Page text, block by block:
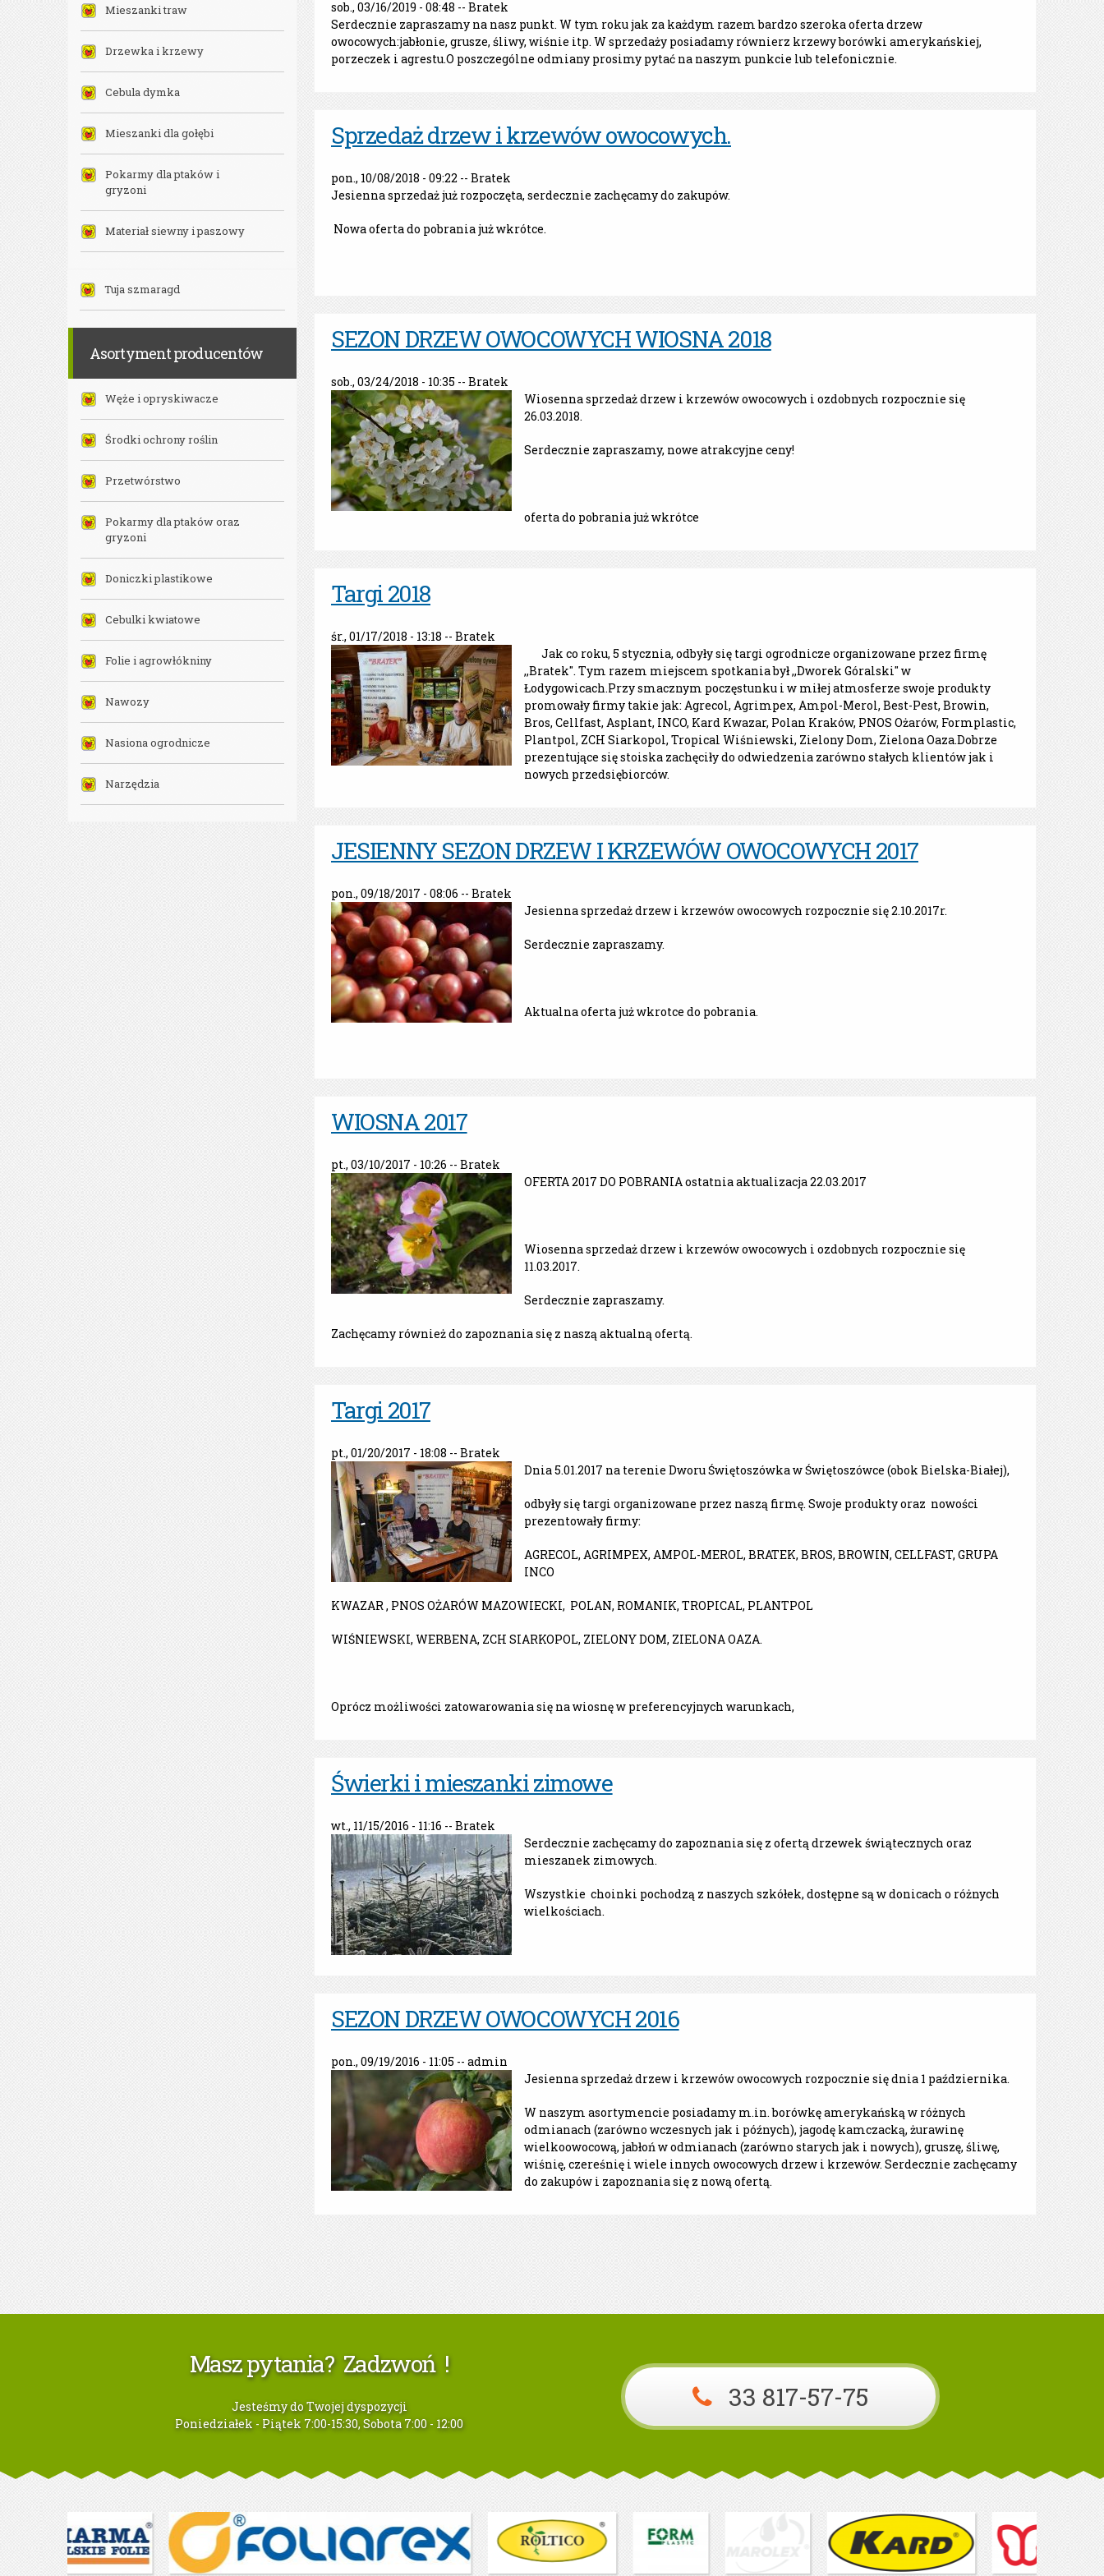
Mieszanki traw
Drzewka i krzewy
Cebula dymka
Mieszanki dla gołębi
Pokarmy dla ptaków i
gryzoni
Materiał siewny i paszowy
Tuja szmaragd
Asortyment producentów
Węże i opryskiwacze
Środki ochrony roślin
Przetwórstwo
Pokarmy dla ptaków oraz
gryzoni
Doniczki plastikowe
Cebulki kwiatowe
Folie i agrowłókniny
Nawozy
Nasiona ogrodnicze
Narzędzia
sob., 03/16/2019 - 08:48 -- Bratek
Serdecznie zapraszamy na nasz punkt. W tym roku jak za każdym razem bardzo szeroka oferta drzew
owocowych:jabłonie, grusze, śliwy, wiśnie itp. W sprzedaży posiadamy równierz krzewy borówki amerykańskiej,
porzeczek i agrestu.O poszczególne odmiany prosimy pytać na naszym punkcie lub telefonicznie.
Sprzedaż drzew i krzewów owocowych.
pon., 10/08/2018 - 09:22 -- Bratek
Jesienna sprzedaż już rozpoczęta, serdecznie zachęcamy do zakupów.
Nowa oferta do pobrania już wkrótce.
SEZON DRZEW OWOCOWYCH WIOSNA 2018
sob., 03/24/2018 - 10:35 -- Bratek
Wiosenna sprzedaż drzew i krzewów owocowych i ozdobnych rozpocznie się
26.03.2018.
Serdecznie zapraszamy, nowe atrakcyjne ceny!
oferta do pobrania już wkrótce
Targi 2018
śr., 01/17/2018 - 13:18 -- Bratek
Jak co roku, 5 stycznia, odbyły się targi ogrodnicze organizowane przez firmę
,,Bratek". Tym razem miejscem spotkania był ,,Dworek Góralski" w
Łodygowicach.Przy smacznym poczęstunku i w miłej atmosferze swoje produkty
promowały firmy takie jak: Agrecol, Agrimpex, Ampol-Merol, Best-Pest, Browin,
Bros, Cellfast, Asplant, INCO, Kard Kwazar, Polan Kraków, PNOS Ożarów, Formplastic,
Plantpol, ZCH Siarkopol, Tropical Wiśniewski, Zielony Dom, Zielona Oaza.Dobrze
prezentujące się stoiska zachęciły do odwiedzenia zarówno stałych klientów jak i
nowych przedsiębiorców.
JESIENNY SEZON DRZEW I KRZEWÓW OWOCOWYCH 2017
pon., 09/18/2017 - 08:06 -- Bratek
Jesienna sprzedaż drzew i krzewów owocowych rozpocznie się 2.10.2017r.
Serdecznie zapraszamy.
Aktualna oferta już wkrotce do pobrania.
WIOSNA 2017
pt., 03/10/2017 - 10:26 -- Bratek
OFERTA 2017 DO POBRANIA ostatnia aktualizacja 22.03.2017
Wiosenna sprzedaż drzew i krzewów owocowych i ozdobnych rozpocznie się
11.03.2017.
Serdecznie zapraszamy.
Zachęcamy również do zapoznania się z naszą aktualną ofertą.
Targi 2017
pt., 01/20/2017 - 18:08 -- Bratek
Dnia 5.01.2017 na terenie Dworu Świętoszówka w Świętoszówce (obok Bielska-Białej),
odbyły się targi organizowane przez naszą firmę. Swoje produkty oraz nowości
prezentowały firmy:
AGRECOL, AGRIMPEX, AMPOL-MEROL, BRATEK, BROS, BROWIN, CELLFAST, GRUPA
INCO
KWAZAR , PNOS OŻARÓW MAZOWIECKI, POLAN, ROMANIK, TROPICAL, PLANTPOL
WIŚNIEWSKI, WERBENA, ZCH SIARKOPOL, ZIELONY DOM, ZIELONA OAZA.
Oprócz możliwości zatowarowania się na wiosnę w preferencyjnych warunkach,
Świerki i mieszanki zimowe
wt., 11/15/2016 - 11:16 -- Bratek
Serdecznie zachęcamy do zapoznania się z ofertą drzewek świątecznych oraz
mieszanek zimowych.
Wszystkie choinki pochodzą z naszych szkółek, dostępne są w donicach o różnych
wielkościach.
SEZON DRZEW OWOCOWYCH 2016
pon., 09/19/2016 - 11:05 -- admin
Jesienna sprzedaż drzew i krzewów owocowych rozpocznie się dnia 1 października.
W naszym asortymencie posiadamy m.in. borówkę amerykańską w różnych
odmianach (zarówno wczesnych jak i późnych), jagodę kamczacką, żurawinę
wielkoowocową, jabłoń w odmianach (zarówno starych jak i nowych), gruszę, śliwę,
wiśnię, czereśnię i wiele innych owocowych drzew i krzewów. Serdecznie zachęcamy
do zakupów i zapoznania się z nową ofertą.
Masz pytania? Zadzwoń !
Jesteśmy do Twojej dyspozycji
Poniedziałek - Piątek 7:00-15:30, Sobota 7:00 - 12:00
33 817-57-75